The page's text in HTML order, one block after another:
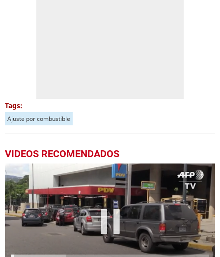
Tags:
Ajuste por combustible
VIDEOS RECOMENDADOS